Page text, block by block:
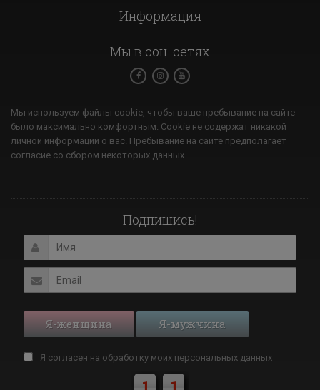
Информация
Мы в соц. сетях
Мы используем файлы cookie, чтобы ваше пребывание на сайте
было максимально комфортным. Cookie не содержат никакой
личной информации о вас. Пребывание на сайте предполагает
согласие со сбором некоторых данных.
Подпишись!
Я-женщина Я-мужчина
Я согласен на обработку моих персональных данных